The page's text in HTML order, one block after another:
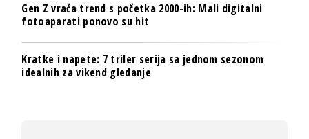
Gen Z vraća trend s početka 2000-ih: Mali digitalni
fotoaparati ponovo su hit
Kratke i napete: 7 triler serija sa jednom sezonom
idealnih za vikend gledanje